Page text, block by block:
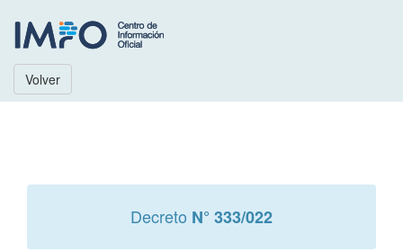
Volver
Decreto N° 333/022